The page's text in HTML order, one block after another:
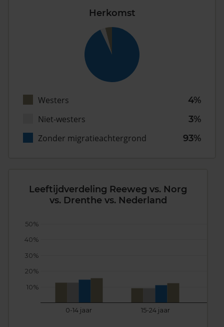
Herkomst
Westers
4%
Niet-westers
3%
Zonder migratieachtergrond
93%
Leeftijdverdeling Reeweg vs. Norg
vs. Drenthe vs. Nederland
0-14 jaar 15-24 jaar
10%
20%
30%
40%
50%